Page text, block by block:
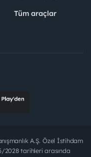
Tüm araçlar
A.Ş. Özel İstihdam
2028 tarihleri arasında